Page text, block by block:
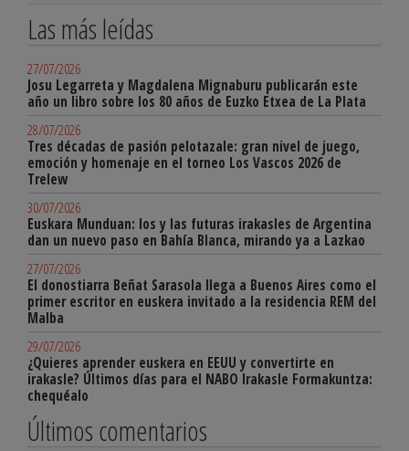
Las más leídas
27/07/2026
Josu Legarreta y Magdalena Mignaburu publicarán este
año un libro sobre los 80 años de Euzko Etxea de La Plata
28/07/2026
Tres décadas de pasión pelotazale: gran nivel de juego,
emoción y homenaje en el torneo Los Vascos 2026 de
Trelew
30/07/2026
Euskara Munduan: los y las futuras irakasles de Argentina
dan un nuevo paso en Bahía Blanca, mirando ya a Lazkao
27/07/2026
El donostiarra Beñat Sarasola llega a Buenos Aires como el
primer escritor en euskera invitado a la residencia REM del
Malba
29/07/2026
¿Quieres aprender euskera en EEUU y convertirte en
irakasle? Últimos días para el NABO Irakasle Formakuntza:
chequéalo
Últimos comentarios